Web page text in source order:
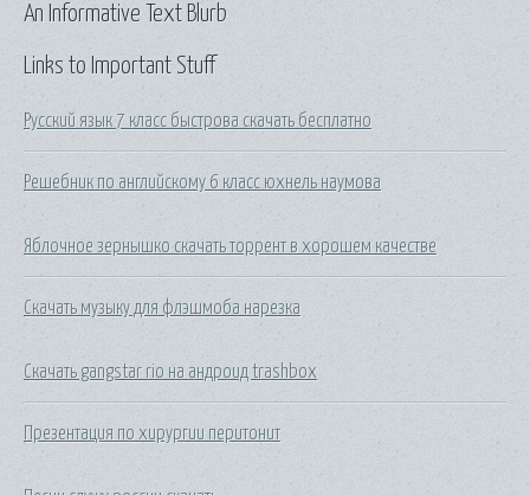
Links to Important Stuff
Русский язык 7 класс быстрова скачать бесплатно
Решебник по английскому 6 класс юхнель наумова
Яблочное зернышко скачать торрент в хорошем качестве
Скачать музыку для флэшмоба нарезка
Скачать gangstar rio на андроид trashbox
Презентация по хирургии перитонит
An Informative Text Blurb